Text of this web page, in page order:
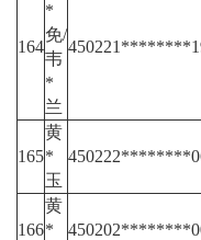
164
*
免/
韦
*
兰
165
黄
*
玉
166
黄
*